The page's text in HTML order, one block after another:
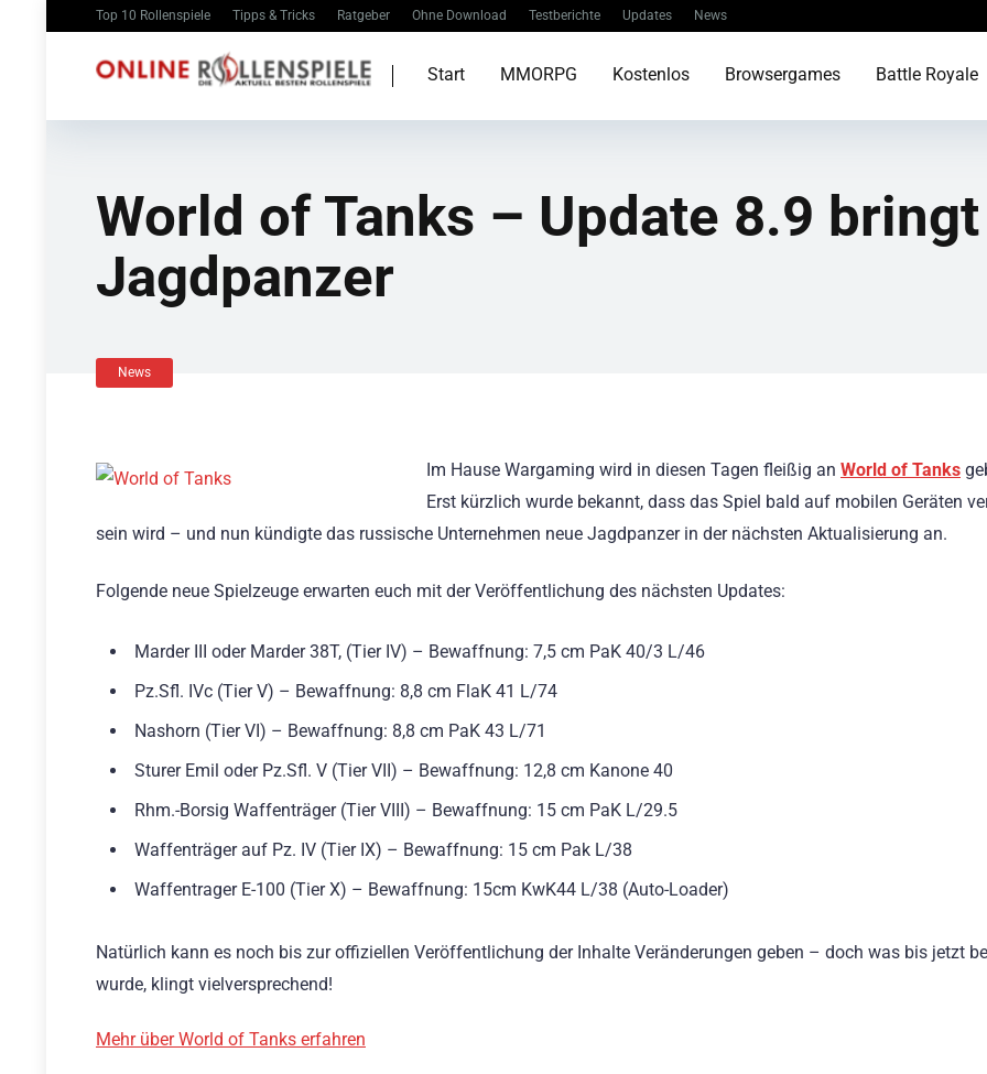
Top 10 Rollenspiele Tipps & Tricks Ratgeber Ohne Download Testberichte Updates News
Start MMORPG Kostenlos Browsergames Battle Royale
World of Tanks – Update 8.9
Jagdpanzer
News
Im Hause Wargaming wird in diesen Tagen fleißig an World of Tanks
Erst kürzlich wurde bekannt, dass das Spiel bald auf mobilen Geräten
sein wird – und nun kündigte das russische Unternehmen neue Jagdpanzer in der nächsten Aktualisierung an.
Folgende neue Spielzeuge erwarten euch mit der Veröffentlichung des nächsten Updates:
Marder III oder Marder 38T, (Tier IV) – Bewaffnung: 7,5 cm PaK 40/3 L/46
Pz.Sfl. IVc (Tier V) – Bewaffnung: 8,8 cm FlaK 41 L/74
Nashorn (Tier VI) – Bewaffnung: 8,8 cm PaK 43 L/71
Sturer Emil oder Pz.Sfl. V (Tier VII) – Bewaffnung: 12,8 cm Kanone 40
Rhm.-Borsig Waffenträger (Tier VIII) – Bewaffnung: 15 cm PaK L/29.5
Waffenträger auf Pz. IV (Tier IX) – Bewaffnung: 15 cm Pak L/38
Waffentrager E-100 (Tier X) – Bewaffnung: 15сm KwK44 L/38 (Auto-Loader)
Natürlich kann es noch bis zur offiziellen Veröffentlichung der Inhalte Veränderungen geben – doch was bis jetzt
wurde, klingt vielversprechend!
Mehr über World of Tanks erfahren